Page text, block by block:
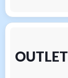
OUTLET